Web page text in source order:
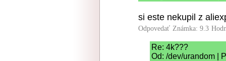
si este nekupil z
Odpovedať Známka: 9.3
Re: 4k???
Od: /dev/urandom |